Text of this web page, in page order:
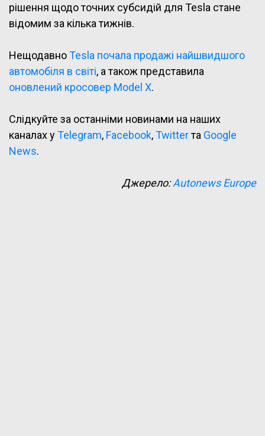
рішення щодо точних субсидій для Tesla стане
відомим за кілька тижнів.
НещодавноTesla почала продажі найшвидшого
автомобіля в світі, а також представила
оновлений кросовер Model X.
Слідкуйте за останніми новинами на наших
каналах уTelegram, Facebook,Twitterта Google
News.
Джерело:Autonews Europe